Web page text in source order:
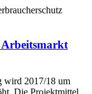
Arbeitsmarkt
wird 2017/18 um